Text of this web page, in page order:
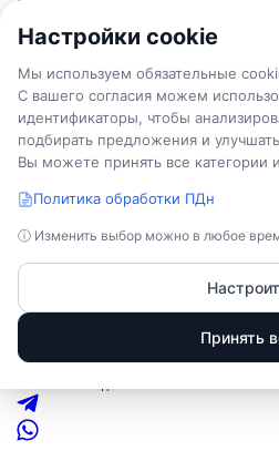
TEPLOWOOD
.COM
Проекты
Дома из бруса
Каркасные бани
Бани из бруса
Услуги
Проектирование домов
Фундамент для дома
Установка септиков
Наши работы
Оформление
О нас
+7 (921) 022-63-31
Заказать звонок
E-mail
г. Пестово, Устюженское шоссе д. 4/5
Настройки cookie
Мы используем обязательные
С вашего согласия можем
идентификаторы, чтобы
подбирать предложения и
Вы можете принять все категории
Политика обработки ПДн
ⓘ Изменить выбор можно в любое
Принять